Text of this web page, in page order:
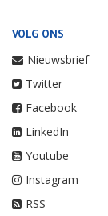
VOLG ONS
Nieuwsbrief
Twitter
Facebook
LinkedIn
Youtube
Instagram
RSS